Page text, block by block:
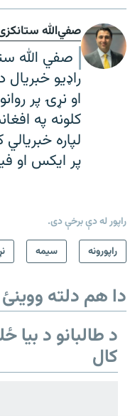
صفي‌الله
صفي الله
راډیو
او نړۍ پر
کلونه په
لپاره
پر ایکس او
راپور له دې برخې دی.
راپورونه
سيمه
دا هم دلته ووینئ
د طالبانو د
کال